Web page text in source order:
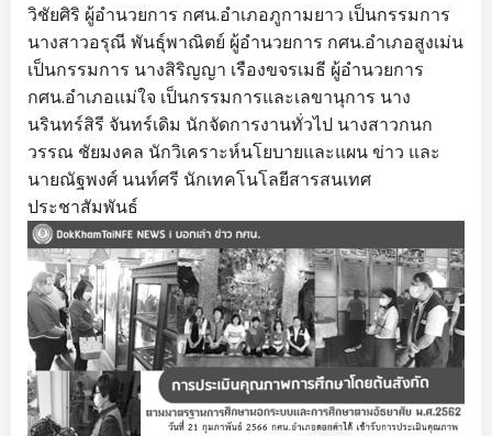
วิชัยศิริ ผู้อำนวยการ กศน.อำเภอภูกามยาว เป็นกรรมการ
นางสาวอรุณี พันธุ์พาณิตย์ ผู้อำนวยการ กศน.อำเภอสูงเม่น
เป็นกรรมการ นางสิริญญา เรืองขจรเมธี ผู้อำนวยการ
กศน.อำเภอแม่ใจ เป็นกรรมการและเลขานุการ นาง
นรินทร์สิรี จันทร์เดิม นักจัดการงานทั่วไป นางสาวกนก
วรรณ ชัยมงคล นักวิเคราะห์นโยบายและแผน ข่าว และ
นายณัฐพงศ์ นนท์ศรี นักเทคโนโลยีสารสนเทศ
ประชาสัมพันธ์